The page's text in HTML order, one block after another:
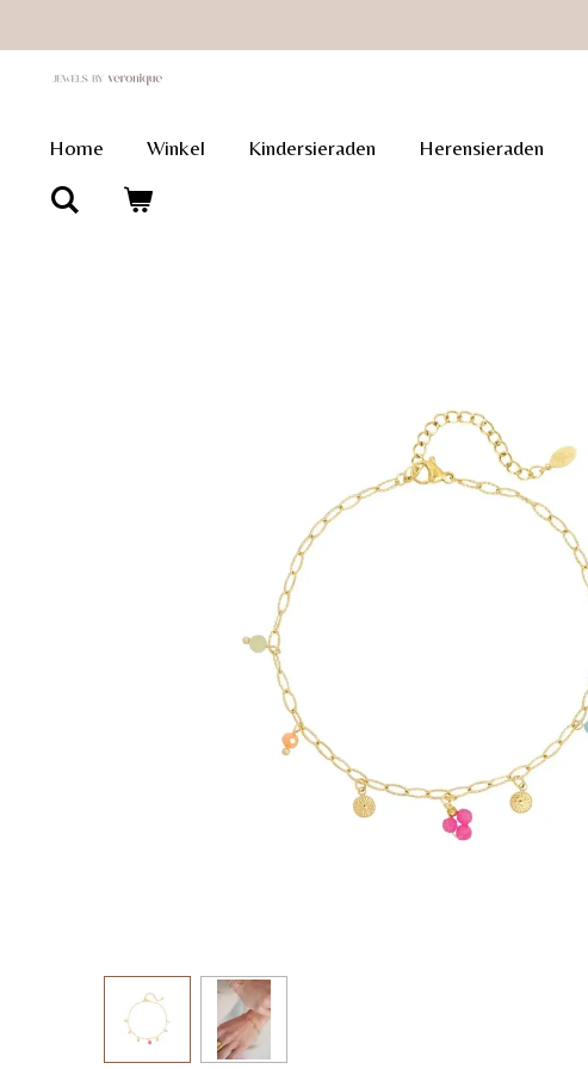
hoofdinhoud
Home Winkel Kindersieraden Herensieraden